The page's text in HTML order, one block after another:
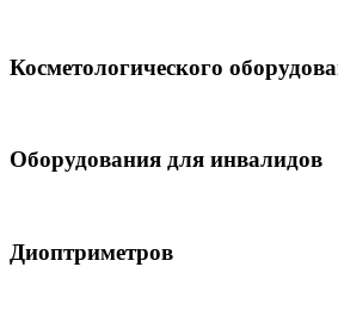
Косметологического
Оборудования для инвалидов
Диоптриметров